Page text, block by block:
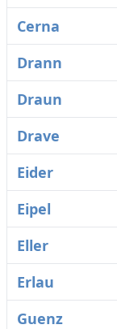
Cerna
Drann
Draun
Drave
Eider
Eipel
Eller
Erlau
Guenz